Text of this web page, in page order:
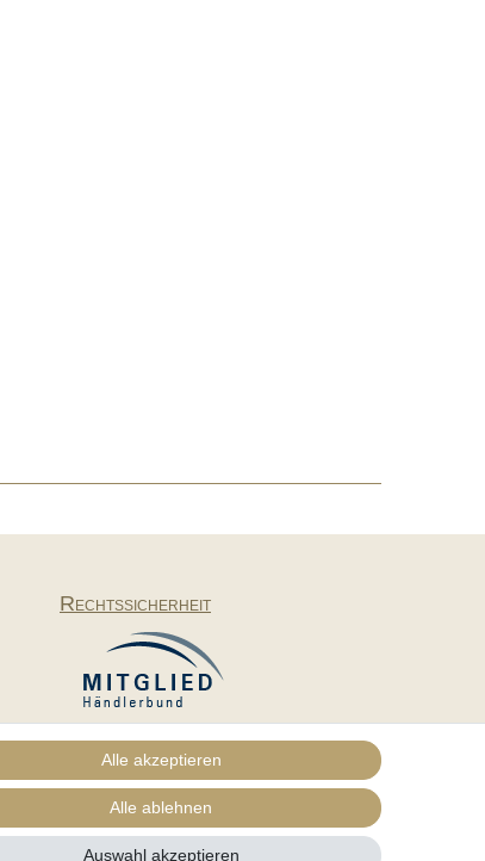
Rechtssicherheit
widerrufen
Alle akzeptieren
Alle ablehnen
Auswahl akzeptieren